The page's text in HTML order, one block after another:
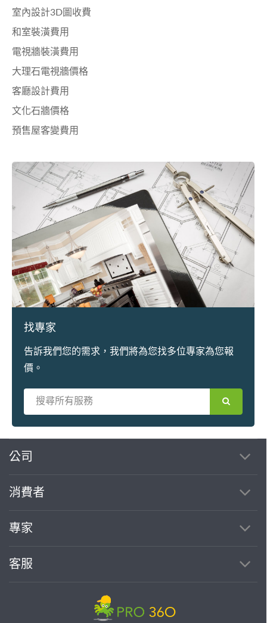
室內設計3D圖收費
和室裝潢費用
電視牆裝潢費用
大理石電視牆價格
客廳設計費用
文化石牆價格
預售屋客變費用
找專家
告訴我們您的需求，我們將為您找多位專家為您報
價。
公司
消費者
專家
客服
繼續完成